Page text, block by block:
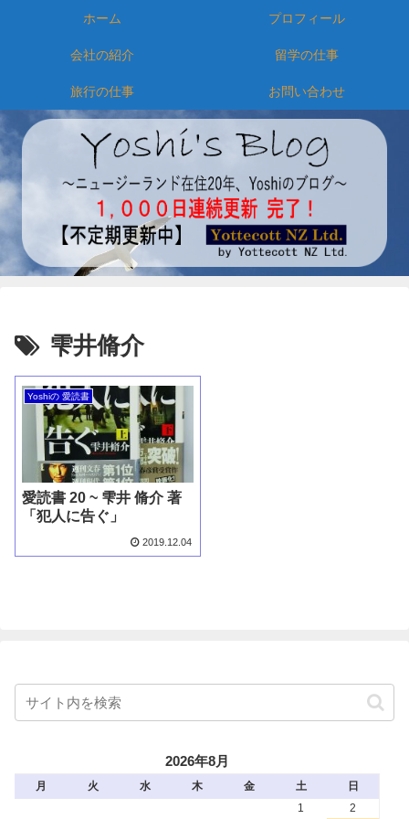
ホーム プロフィール
会社の紹介 留学の仕事
旅行の仕事 お問い合わせ
雫井脩介
Yoshiの 愛読書
愛読書 20 ~ 雫井 脩介 著
「犯人に告ぐ」
2019.12.04
2026年8月
月 火 水 木 金 土
日
1
2